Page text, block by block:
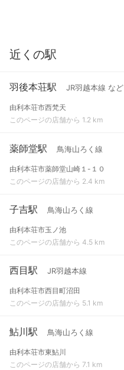
近くの駅
羽後本荘駅 JR羽越本線 など
由利本荘市西梵天
このページの店舗から 1.2 km
薬師堂駅 鳥海山ろく線
由利本荘市薬師堂山崎１-１０
このページの店舗から 2.4 km
子吉駅 鳥海山ろく線
由利本荘市玉ノ池
このページの店舗から 4.5 km
西目駅 JR羽越本線
由利本荘市西目町沼田
このページの店舗から 5.1 km
鮎川駅 鳥海山ろく線
由利本荘市東鮎川
このページの店舗から 7.1 km